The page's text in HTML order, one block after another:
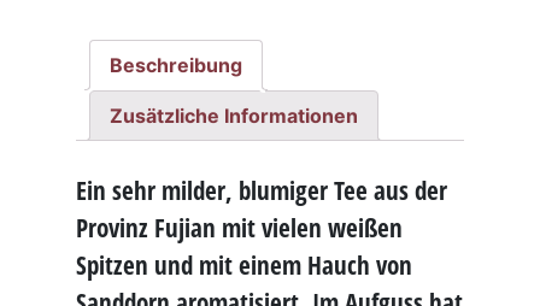
Beschreibung
Zusätzliche Informationen
Ein sehr milder, blumiger Tee aus der
Provinz Fujian mit vielen weißen
Spitzen und mit einem Hauch von